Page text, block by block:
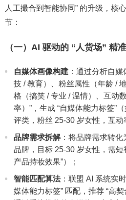
人工撮合到智能协同” 的升级，核
节：
（一）AI 驱动的 “人货场” 精
自媒体画像构建 ：通过分析自
技 / 教育）、粉丝属性（年龄 /
格（搞笑 / 专业 / 温情）、互动
率）”，生成 “自媒体能力标签”
评类，粉丝 25-30 岁女性，互动
品牌需求拆解：将品牌需求转化
品牌，目标 25-30 岁女性，需
产品持妆效果”）；
智能匹配算法：联盟 AI 系统实
媒体能力标签” 匹配，推荐 “高